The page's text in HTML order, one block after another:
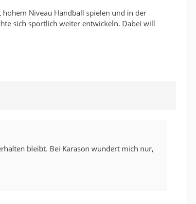
Niveau Handball spielen und in der
sich sportlich weiter entwickeln. Dabei will
bleibt. Bei Karason wundert mich nur,